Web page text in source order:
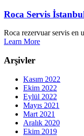
Roca Servis
Roca rezervuar servis en
Learn More
Arşivler
Kasım 2022
Ekim 2022
Eylül 2022
Mayıs 2021
Mart 2021
Aralık 2020
Ekim 2019